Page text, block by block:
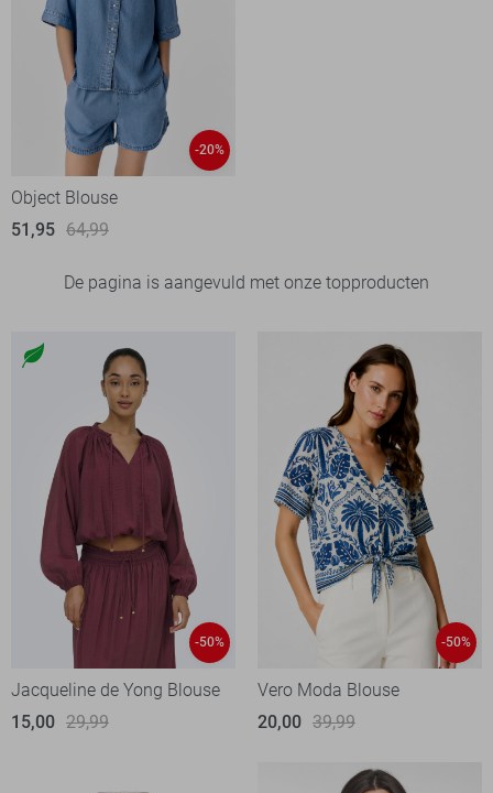
-20%
Object Blouse
51,95 64,99
De pagina is aangevuld met onze topproducten
-50%
Jacqueline de Yong Blouse
15,00 29,99
-50%
Vero Moda Blouse
20,00 39,99